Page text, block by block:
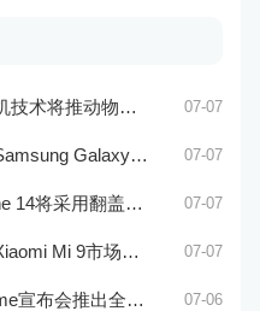
流行业的智能化发展 07-07
M21市场价格相对稳定 07-07
采用翻盖式设计？ 07-07
市场价格相对稳定 07-07
Realme X10 Max 5G 07-06